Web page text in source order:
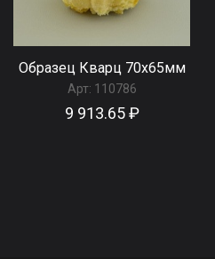
Образец Кварц 70x65мм
Арт: 110786
9 913.65 ₽